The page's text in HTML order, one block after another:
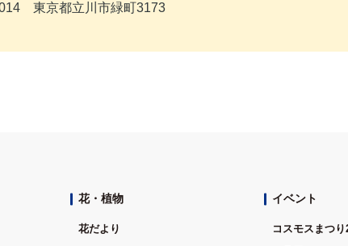
東京都立川市緑町3173
花・植物
花だより
イベント
コスモスまつり